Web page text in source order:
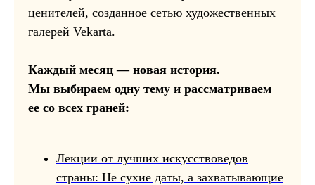
ценителей, созданное сетью художественных
галерей Vekarta.
Каждый месяц — новая история.
Мы выбираем одну тему и рассматриваем
ее со всех граней:
Лекции от лучших искусствоведов
страны: Не сухие даты, а захватывающие